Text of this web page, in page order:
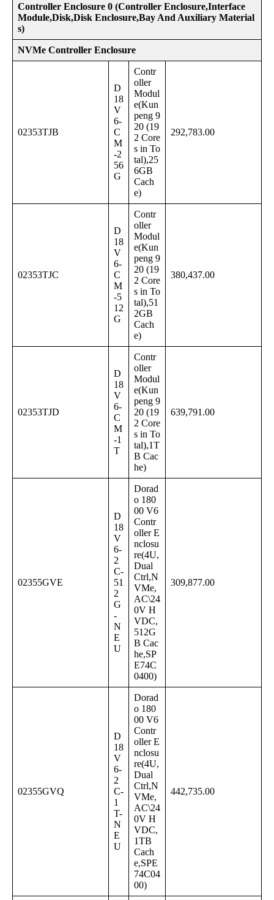
Controller Enclosure 0 (Controller Enclosure,Interface
Module,Disk,Disk Enclosure,Bay And Auxiliary Material
s)
NVMe Controller Enclosure
02353TJB
D
18
V
6-
C
M
-2
56
G
Contr
oller
Modul
e(Kun
peng 9
20 (19
2 Core
s in To
tal),25
6GB
Cach
e)
292,783.00
02353TJC
D
18
V
6-
C
M
-5
12
G
Contr
oller
Modul
e(Kun
peng 9
20 (19
2 Core
s in To
tal),51
2GB
Cach
e)
380,437.00
02353TJD
D
18
V
6-
C
M
-1
T
Contr
oller
Modul
e(Kun
peng 9
20 (19
2 Core
s in To
tal),1T
B Cac
he)
639,791.00
02355GVE
D
18
V
6-
2
C-
51
2
G
-
N
E
U
Dorad
o 180
00 V6
Contr
oller E
nclosu
re(4U,
Dual
Ctrl,N
VMe,
AC\24
0V H
VDC,
512G
B Cac
he,SP
E74C
0400)
309,877.00
02355GVQ
D
18
V
6-
2
C-
1
T-
N
E
U
Dorad
o 180
00 V6
Contr
oller E
nclosu
re(4U,
Dual
Ctrl,N
VMe,
AC\24
0V H
VDC,
1TB
Cach
e,SPE
74C04
00)
442,735.00